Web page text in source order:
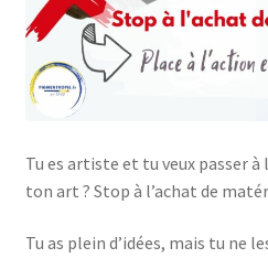
Tu es artiste et tu veux passer
ton art ? Stop à l’achat de
Tu as plein d’idées, mais tu ne